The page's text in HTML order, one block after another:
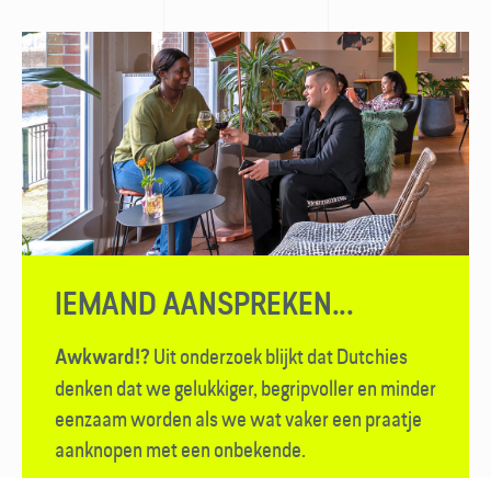
IEMAND AANSPREKEN...
Awkward!? Uit onderzoek blijkt dat Dutchies
denken dat we gelukkiger, begripvoller en minder
eenzaam worden als we wat vaker een praatje
aanknopen met een onbekende.